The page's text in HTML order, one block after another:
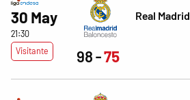
30 May
21:30
Visitante
Real Madrid
98 75